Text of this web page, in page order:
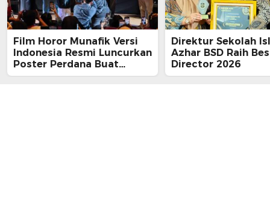
Film Horor Munafik Versi
Indonesia Resmi Luncurkan
Poster Perdana Buat
Kesan Spiritual Religi
Direktur Sekolah
Azhar BSD Raih
Director 2026